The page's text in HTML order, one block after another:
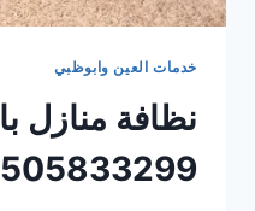
خدمات العين وابوظبي
نظافة منازل